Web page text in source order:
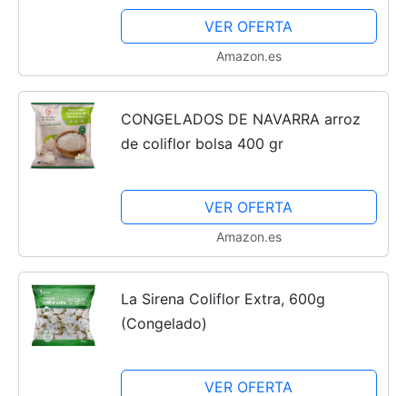
VER OFERTA
Amazon.es
CONGELADOS DE NAVARRA arroz
de coliflor bolsa 400 gr
VER OFERTA
Amazon.es
La Sirena Coliflor Extra, 600g
(Congelado)
VER OFERTA